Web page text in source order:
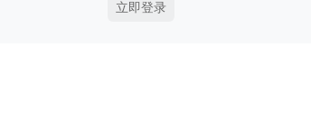
立即登录